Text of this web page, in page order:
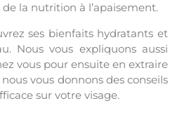
la nutrition à l’apaisement.
ses bienfaits hydratants et
Nous vous expliquons aussi
vous pour ensuite en extraire
vous donnons des conseils
sur votre visage.